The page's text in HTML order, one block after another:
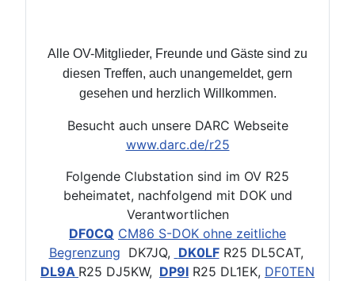
Alle OV-Mitglieder, Freunde und Gäste sind zu
diesen Treffen, auch unangemeldet, gern
gesehen und herzlich Willkommen.
Besucht auch unsere DARC Webseite
www.darc.de/r25
Folgende Clubstation sind im OV R25
beheimatet, nachfolgend mit DOK und
Verantwortlichen
DF0CQ CM86 S-DOK ohne zeitliche
Begrenzung DK7JQ, DK0LFR25 DL5CAT,
DL9A R25 DJ5KW, DP9I R25 DL1EK, DF0TEN